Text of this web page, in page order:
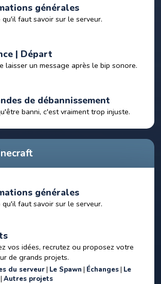
générales
qu'il faut savoir sur le serveur.
| Départ
laisser un message après le bip sonore.
de débannissement
banni, c'est vraiment trop injuste.
générales
qu'il faut savoir sur le serveur.
vos idées, recrutez ou proposez votre
de grands projets.
du serveur Le Spawn Échanges Le
Autres projets